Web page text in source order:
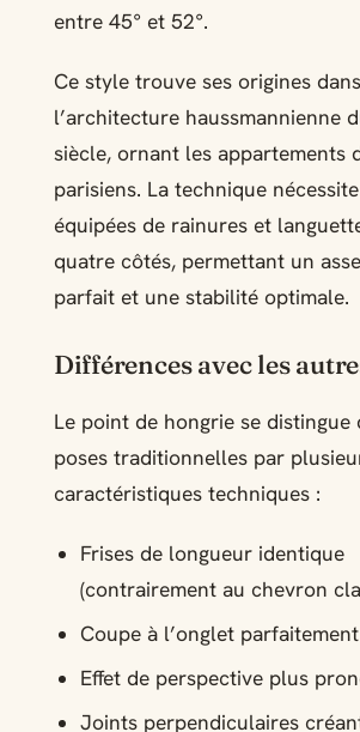
entre 45° et 52°.
Ce style trouve ses origines dans
l’architecture haussmannienne
siècle, ornant les appartements
parisiens. La technique
équipées de rainures et
quatre côtés, permettant un
parfait et une stabilité optimale.
Différences avec les
Le point de hongrie se distingue
poses traditionnelles par
caractéristiques techniques :
Frises de longueur identique
(contrairement au chevron
Coupe à l’onglet
Effet de perspective plus
Joints perpendiculaires